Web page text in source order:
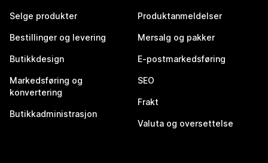
Selge produkter
Bestillinger og levering
Butikkdesign
Markedsføring og
konvertering
Butikkadministrasjon
Produktanmeldelser
Mersalg og pakker
E-postmarkedsføring
SEO
Frakt
Valuta og oversettelse